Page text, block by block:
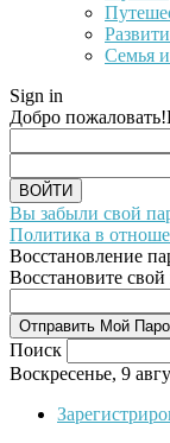
Семья
Sign in
Добро пожаловать!
Вы забыли свой
Политика в
Восстановление
Восстановите свой
Поиск
Воскресенье, 9